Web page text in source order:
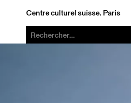
Centre culturel suisse. Paris